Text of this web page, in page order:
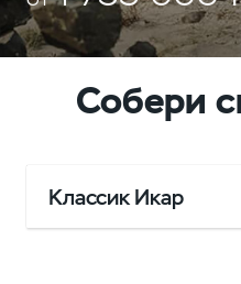
Собери
Классик Икар